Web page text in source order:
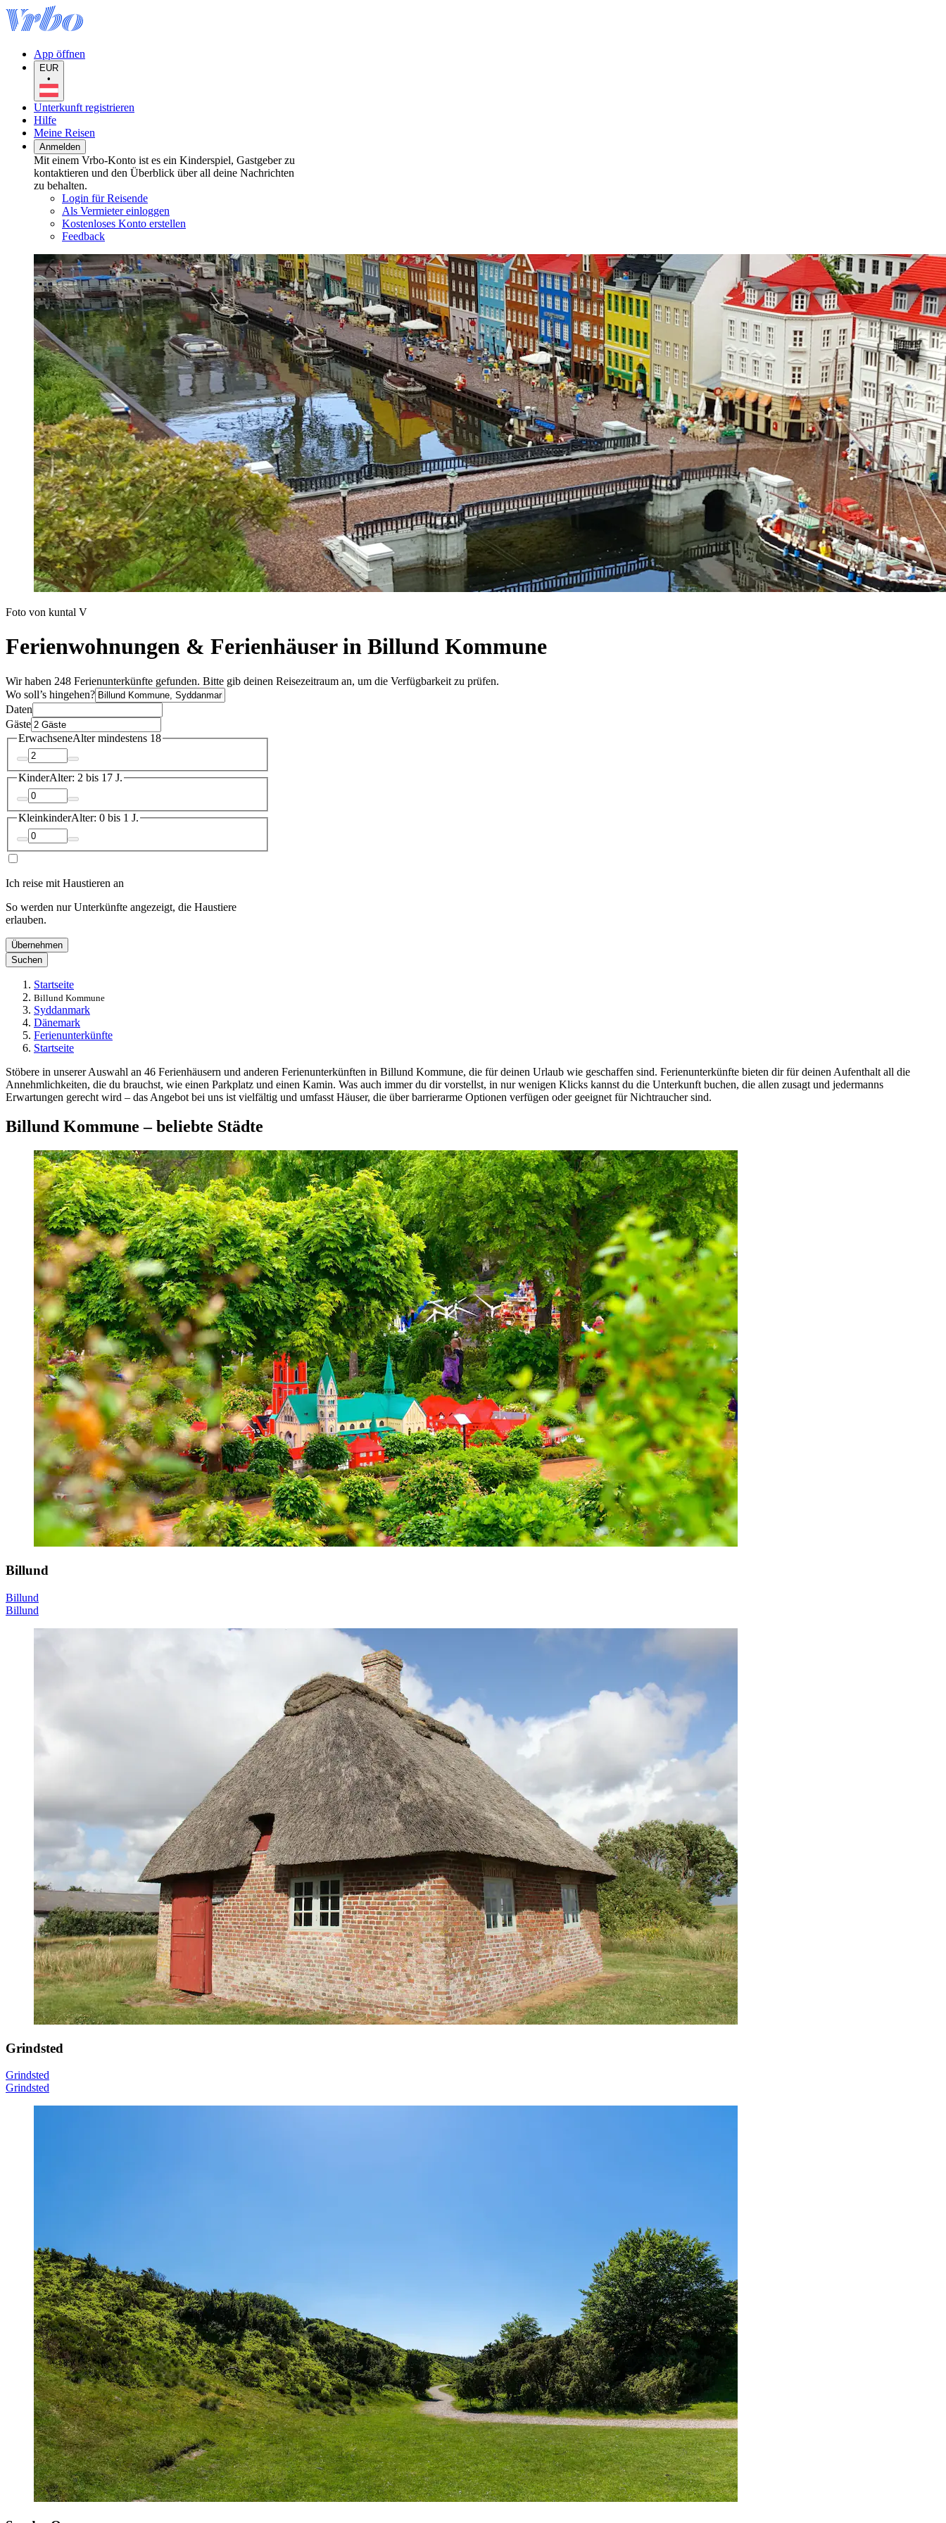
App öffnen
EUR
•
Unterkunft registrieren
Hilfe
Meine Reisen
Anmelden
Mit einem Vrbo-Konto ist es ein Kinderspiel, Gastgeber zu
kontaktieren und den Überblick über all deine Nachrichten
zu behalten.
Login für Reisende
Als Vermieter einloggen
Kostenloses Konto erstellen
Feedback
Foto von kuntal V
Ferienwohnungen & Ferienhäuser in Billund Kommune
Wir haben 248 Ferienunterkünfte gefunden. Bitte gib deinen Reisezeitraum an, um die Verfügbarkeit zu prüfen.
Wo soll’s hingehen?
Daten
Gäste
ErwachseneAlter mindestens 18
KinderAlter: 2 bis 17 J.
KleinkinderAlter: 0 bis 1 J.
Ich reise mit Haustieren an
So werden nur Unterkünfte angezeigt, die Haustiere
erlauben.
Übernehmen
Suchen
Startseite
Billund Kommune
Syddanmark
Dänemark
Ferienunterkünfte
Startseite
Stöbere in unserer Auswahl an 46 Ferienhäusern und anderen Ferienunterkünften in Billund Kommune, die für deinen Urlaub wie geschaffen sind. Ferienunterkünfte bieten dir für deinen Aufenthalt all die
Annehmlichkeiten, die du brauchst, wie einen Parkplatz und einen Kamin. Was auch immer du dir vorstellst, in nur wenigen Klicks kannst du die Unterkunft buchen, die allen zusagt und jedermanns
Erwartungen gerecht wird – das Angebot bei uns ist vielfältig und umfasst Häuser, die über barrierarme Optionen verfügen oder geeignet für Nichtraucher sind.
Billund Kommune – beliebte Städte
Billund
Billund
Billund
Grindsted
Grindsted
Grindsted